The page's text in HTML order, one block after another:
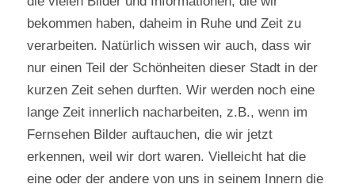
bekommen haben, daheim in Ruhe und Zeit zu
verarbeiten. Natürlich wissen wir auch, dass wir
nur einen Teil der Schönheiten dieser Stadt in der
kurzen Zeit sehen durften. Wir werden noch eine
lange Zeit innerlich nacharbeiten, z.B., wenn im
Fernsehen Bilder auftauchen, die wir jetzt
erkennen, weil wir dort waren. Vielleicht hat die
eine oder der andere von uns in seinem Innern die